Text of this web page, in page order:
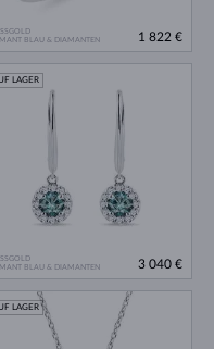
BLAU & DIAMANTEN
1 822 €
BLAU & DIAMANTEN
LAGER
3 040 €
LAGER